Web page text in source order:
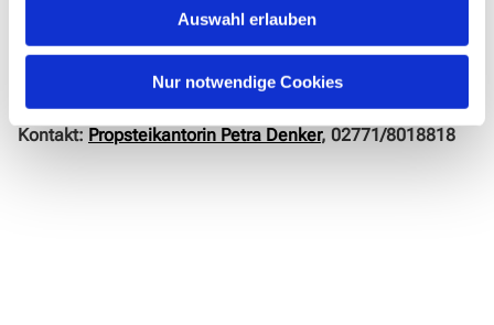
Auswahl erlauben
Nur notwendige Cookies
Proben:Donnerstags, 19.45 – 22:00 Uhr, im Augenblick in
Ort:Gemeindehaus Am Zwingel
Kontakt: Propsteikantorin Petra Denker, 02771/8018818